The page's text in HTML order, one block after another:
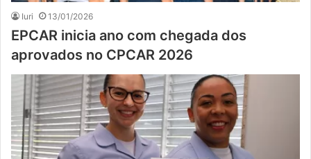
Iuri 13/01/2026
EPCAR inicia ano com chegada dos
aprovados no CPCAR 2026